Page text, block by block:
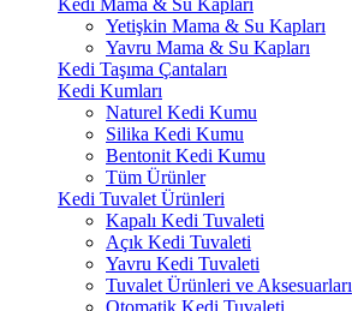
Kedi Mama & Su Kapları
Yetişkin Mama & Su Kapları
Yavru Mama & Su Kapları
Kedi Taşıma Çantaları
Kedi Kumları
Naturel Kedi Kumu
Silika Kedi Kumu
Bentonit Kedi Kumu
Tüm Ürünler
Kedi Tuvalet Ürünleri
Kapalı Kedi Tuvaleti
Açık Kedi Tuvaleti
Yavru Kedi Tuvaleti
Tuvalet Ürünleri ve Aksesuarları
Otomatik Kedi Tuvaleti